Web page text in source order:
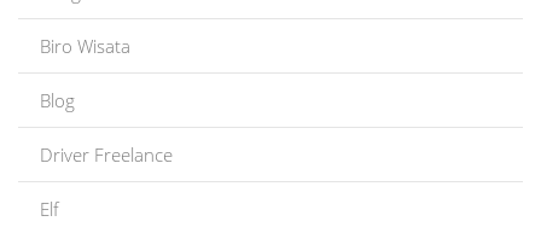
Biro Wisata
Blog
Driver Freelance
Elf